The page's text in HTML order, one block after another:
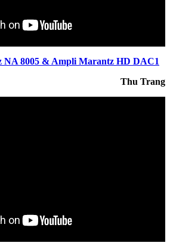
NA 8005 & Ampli Marantz HD DAC1
Thu Trang